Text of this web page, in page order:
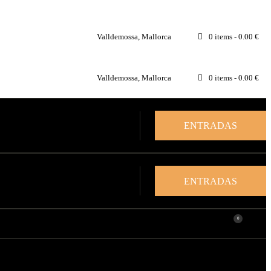
Valldemossa, Mallorca 0 items- 0.00 €
Valldemossa, Mallorca 0 items- 0.00 €
ENTRADAS
ENTRADAS
0